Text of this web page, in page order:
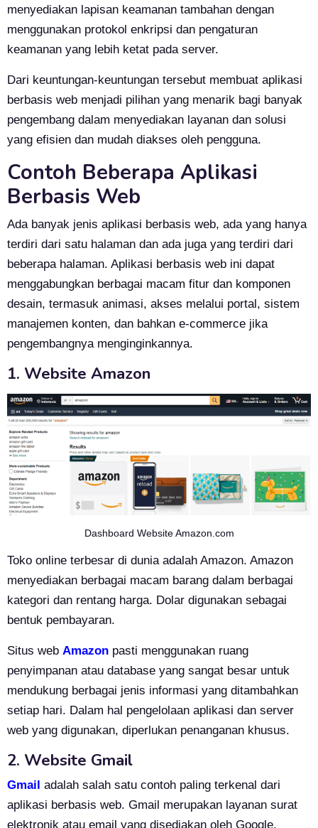
menyediakan lapisan keamanan tambahan dengan
menggunakan protokol enkripsi dan pengaturan
keamanan yang lebih ketat pada server.
Dari keuntungan-keuntungan tersebut membuat aplikasi
berbasis web menjadi pilihan yang menarik bagi banyak
pengembang dalam menyediakan layanan dan solusi
yang efisien dan mudah diakses oleh pengguna.
Contoh Beberapa Aplikasi
Berbasis Web
Ada banyak jenis aplikasi berbasis web, ada yang hanya
terdiri dari satu halaman dan ada juga yang terdiri dari
beberapa halaman. Aplikasi berbasis web ini dapat
menggabungkan berbagai macam fitur dan komponen
desain, termasuk animasi, akses melalui portal, sistem
manajemen konten, dan bahkan e-commerce jika
pengembangnya menginginkannya.
1. Website Amazon
Dashboard Website Amazon.com
Toko online terbesar di dunia adalah Amazon. Amazon
menyediakan berbagai macam barang dalam berbagai
kategori dan rentang harga. Dolar digunakan sebagai
bentuk pembayaran.
Situs web Amazon pasti menggunakan ruang
penyimpanan atau database yang sangat besar untuk
mendukung berbagai jenis informasi yang ditambahkan
setiap hari. Dalam hal pengelolaan aplikasi dan server
web yang digunakan, diperlukan penanganan khusus.
2. Website Gmail
Gmail adalah salah satu contoh paling terkenal dari
aplikasi berbasis web. Gmail merupakan layanan surat
elektronik atau email yang disediakan oleh Google.